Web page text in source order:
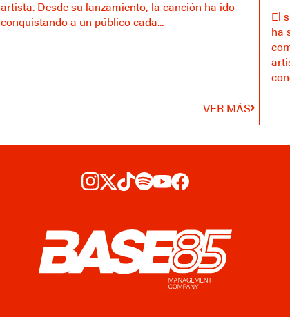
artista. Desde su lanzamiento, la canción ha ido
conquistando a un público cada...
VER MÁS
El
ha